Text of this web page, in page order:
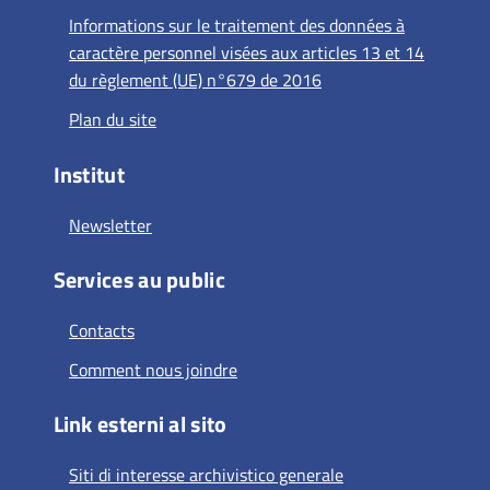
Informations sur le traitement des données à
caractère personnel visées aux articles 13 et 14
du règlement (UE) n°679 de 2016
Plan du site
Institut
Newsletter
Services au public
Contacts
Comment nous joindre
Link esterni al sito
Siti di interesse archivistico generale